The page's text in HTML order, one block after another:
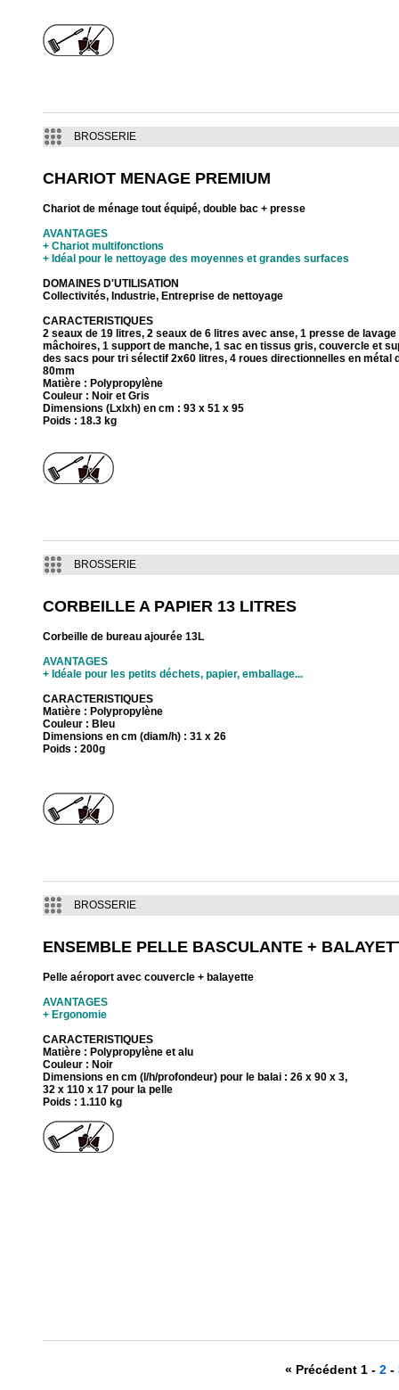
BROSSERIE
CHARIOT MENAGE PREMIUM
Chariot de ménage tout équipé, double bac + presse
AVANTAGES
+ Chariot multifonctions
+ Idéal pour le nettoyage des moyennes et grandes surfaces
DOMAINES D'UTILISATION
Collectivités, Industrie, Entreprise de nettoyage
CARACTERISTIQUES
2 seaux de 19 litres, 2 seaux de 6 litres avec anse, 1 presse de lavage
mâchoires, 1 support de manche, 1 sac en tissus gris, couvercle et
des sacs pour tri sélectif 2x60 litres, 4 roues directionnelles en métal
80mm
Matière : Polypropylène
Couleur : Noir et Gris
Dimensions (Lxlxh) en cm : 93 x 51 x 95
Poids : 18.3 kg
BROSSERIE
CORBEILLE A PAPIER 13 LITRES
Corbeille de bureau ajourée 13L
AVANTAGES
+ Idéale pour les petits déchets, papier, emballage...
CARACTERISTIQUES
Matière : Polypropylène
Couleur : Bleu
Dimensions en cm (diam/h) : 31 x 26
Poids : 200g
BROSSERIE
ENSEMBLE PELLE BASCULANTE +
Pelle aéroport avec couvercle + balayette
AVANTAGES
+ Ergonomie
CARACTERISTIQUES
Matière : Polypropylène et alu
Couleur : Noir
Dimensions en cm (l/h/profondeur) pour le balai : 26 x 90 x 3,
32 x 110 x 17 pour la pelle
Poids : 1.110 kg
« Précédent 1 - 2-